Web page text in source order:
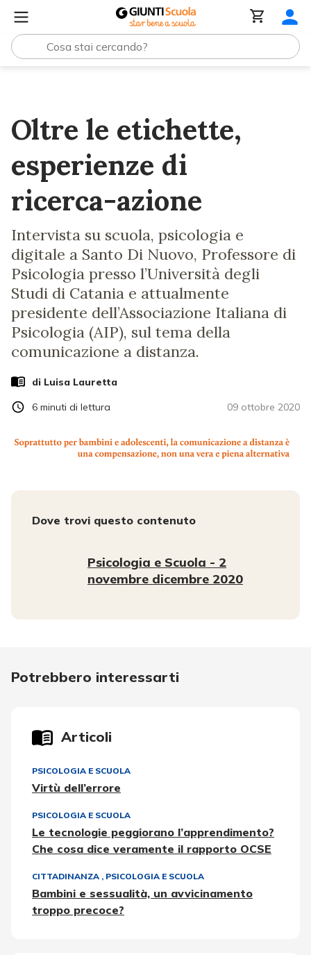
Oltre le etichette,
esperienze di
ricerca-azione
Intervista su scuola, psicologia e
digitale a Santo Di Nuovo, Professore di
Psicologia presso l’Università degli
Studi di Catania e attualmente
presidente dell’Associazione Italiana di
Psicologia (AIP), sul tema della
comunicazione a distanza.
di Luisa Lauretta
09 ottobre 2020
6 minuti di lettura
Dove trovi questo contenuto
Psicologia e Scuola - 2
novembre dicembre 2020
Potrebbero interessarti
Articoli
PSICOLOGIA E SCUOLA
Virtù dell’errore
PSICOLOGIA E SCUOLA
Le tecnologie peggiorano l’apprendimento?
Che cosa dice veramente il rapporto OCSE
CITTADINANZA , PSICOLOGIA E SCUOLA
Bambini e sessualità, un avvicinamento
troppo precoce?